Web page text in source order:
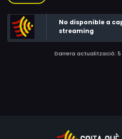
és catalana però que ha après
decisió, els ha canviat la vida.
No disponible a
streaming
Darrera actualització: